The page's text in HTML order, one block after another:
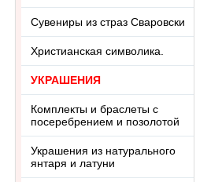
Сувениры из страз Сваровски
Христианская символика.
УКРАШЕНИЯ
Комплекты и браслеты с
посеребрением и позолотой
Украшения из натурального
янтаря и латуни